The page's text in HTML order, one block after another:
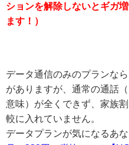
ションを解除しないとギガ
ます！）
データ通信のみのプランなら
がありますが、通常の通話
意味）が全くできず、家族
較に入れていません。
データプランが気になるあ